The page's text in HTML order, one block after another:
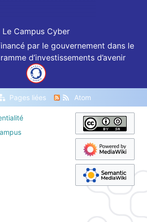
Le Campus Cyber
par le gouvernement dans le
d’investissements d’avenir
Pages liées Atom